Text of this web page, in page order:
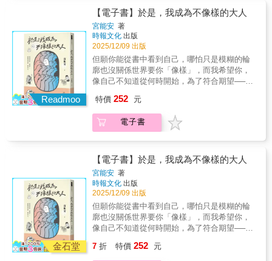
人。
問100個人，會有100種不同的答案。」 但也
許，在某一頁、某一句話、某一個瞬間，妳會
突然明白&mdash;&mdash;原來，那就是屬於
妳的剛剛好。 【讓你暖小句子】 ★不要總對自
己吹毛求疵，妳完成的、妳決定的，都是當下
最好的。 ★妳心瘀的時候一定要跟我說，無論
事情是大是小，我跟妳，我們一起好好把心裡
見很多人，遇見很多事，如果幸運的話，妳會
遇見一個走到彼此心裡的人。 ★在妳面前我忙
著譁眾取寵，我根本寡不敵眾，每個我都喜歡
人。
前，我會先開口說：『今天也是兩份嗎？』然
後用手指比出『V』的手勢。」──〈謝謝你，
今天也再次光臨〉「即使是用牙籤叉著吃的這
種小事，也可以哈哈大笑。如果制服不小心被
辣炒年糕的醬汁沾到了，我們還會互相指著對
方咯咯笑不停。『你是麥年糕派，還是米年糕
派？』我們總是為這種事鬥嘴。」──〈承載美
好時光的辣炒年糕〉「一份辣炒年糕不放年
糕」「我不要套餐附贈的飲料，那你退錢給
「……」和形形色色的人打交道，正是小吃店
的日常。因生子育兒中斷職涯10年，當時的我
認為做出了最好的選擇；然而，全心投入家庭
出之路遙遙無期。還好，路是人走出來的，就
算是從光鮮亮麗的大企業轉戰小吃店，一樣是
值得學習的寶貴經歷，一樣也要盡己所能，讓
人留下美好的回憶。廚房裡一如往常煮著辣炒
年糕，剛捲好的紫菜飯捲也飄出陣陣芝麻油
香，販售「心靈食物」的溫馨小吃店，今天也
開張了！今天，你想怎樣填寫自己的人生食譜
路，走著走著，終會找到自己的路。／【感動
Readmoo
【電子書】於是，我成為不像樣的大人
宮能安 著
時報文化 出版
2025/12/09 出版
但願你能從書中看到自己，哪怕只是模糊的輪
廓也沒關係世界要你「像樣」，而我希望你，
像自己不知道從何時開始，為了符合期望──我
究竟如何定義，為了顯得懂事──卻發現大人不
見得懂自己，為了成為像樣的大人，我們似乎
離理想中的自己，越來越遠……．長大，不是
添麻煩；追求一份體面的工作、過著看起來穩
定的人生；把情緒藏起來，把自己塞進別人期
待的框架，努力成為「像樣的大人」。但，這
種「樣子」，真的是自己想要的嗎？本書作者
宮能安真切地分享自己在成為「像樣大人」的
路上，所面對的疑惑、卡關、掙扎與各種生活
反思。希望透過文字，陪伴你：對自己的卡
住，多一點理解； 對他人的笨拙，多一點寬
容；對那些習以為常的標準，多一點質問。慢
特價 252 元
電子書
金石堂
【電子書】於是，我成為不像樣的大人
宮能安 著
時報文化 出版
2025/12/09 出版
但願你能從書中看到自己，哪怕只是模糊的輪
廓也沒關係世界要你「像樣」，而我希望你，
像自己不知道從何時開始，為了符合期望──我
究竟如何定義，為了顯得懂事──卻發現大人不
7 折 特價 252 元